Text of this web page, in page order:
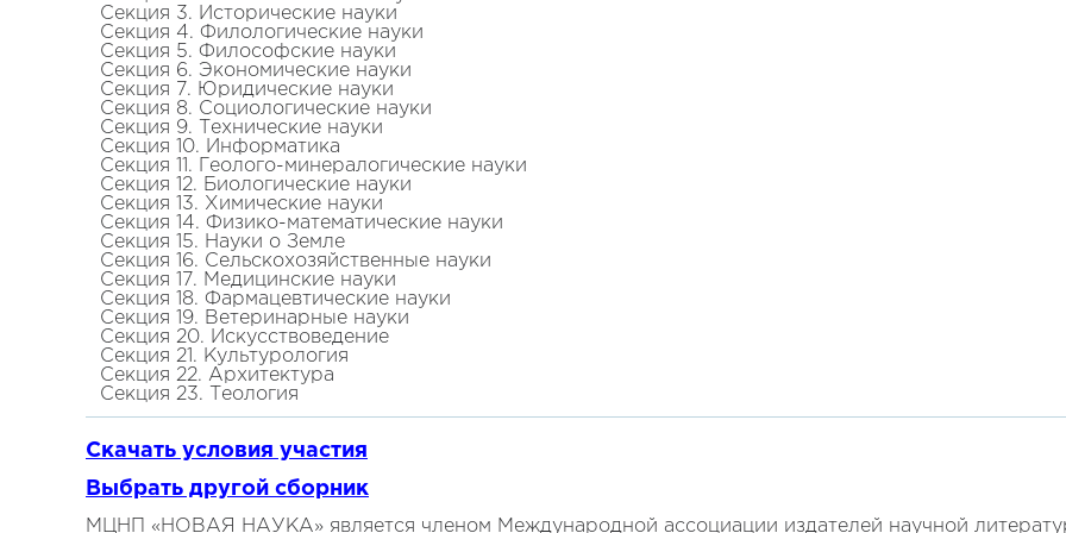
Секция 3. Исторические науки
Секция 4. Филологические науки
Секция 5. Философские науки
Секция 6. Экономические науки
Секция 7. Юридические науки
Секция 8. Социологические науки
Секция 9. Технические науки
Секция 10. Информатика
Секция 11. Геолого-минералогические науки
Секция 12. Биологические науки
Секция 13. Химические науки
Секция 14. Физико-математические науки
Секция 15. Науки о Земле
Секция 16. Сельскохозяйственные науки
Секция 17. Медицинские науки
Секция 18. Фармацевтические науки
Секция 19. Ветеринарные науки
Секция 20. Искусствоведение
Секция 21. Культурология
Секция 22. Архитектура
Секция 23. Теология
Скачать условия участия
Выбрать другой сборник
МЦНП «НОВАЯ НАУКА» является членом Международной ассоциации издателей научной